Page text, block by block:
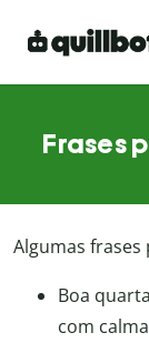
Frases
Algumas frases
Boa
com